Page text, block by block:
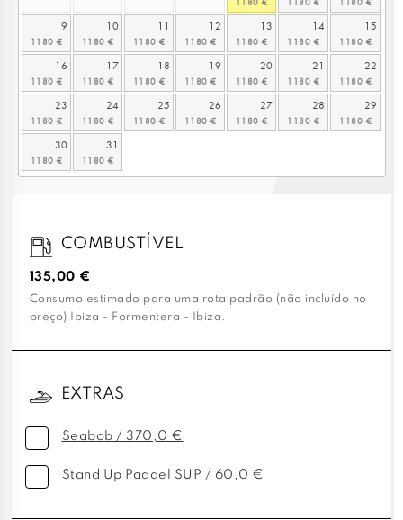
9 10 11 12 13 14 15
16 17 18 19 20 21 22
23 24 25 26 27 28 29
30 31
COMBUSTÍVEL
135,00 €
Consumo estimado para uma rota padrão (não incluído no
preço) Ibiza - Formentera - Ibiza.
EXTRAS
Seabob / 370,0 €
Stand Up Paddel SUP / 60,0 €